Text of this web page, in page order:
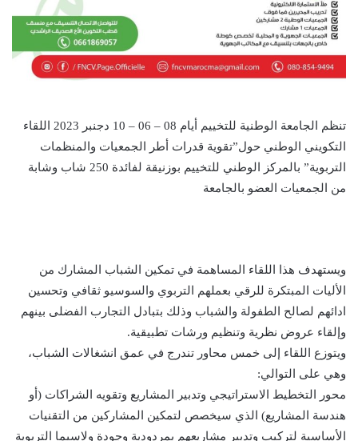
تنظم الجامعة الوطنية للتخييم أيام 08 – 06 – 10 دجنبر 2023 اللقاء
التكويني الوطني حول”تقوية قدرات أطر الجمعيات والمنظمات
التربوية” بالمركز الوطني للتخييم بوزنيقة لفائدة 250 شاب وشابة
من الجمعيات العضو بالجامعة
ويستهدف هذا اللقاء المساهمة في تمكين الشباب المشارك من
الأليات المبتكرة للرقي بعملهم التربوي والسوسيو ثقافي وتحسين
ادائهم لصالح الطفولة والشباب وذلك بتبادل التجارب الفضلى بينهم
وإلقاء عروض نظرية وتنظيم ورشات تطبيقية.
ويتوزع اللقاء إلى خمس محاور تندرج في عمق انشغالات الشباب،
وهي على التوالي:
محور التخطيط الاستراتيجي وتدبير المشاريع وتقويه الشراكات (أو
هندسة المشاريع) الذي سيخصص لتمكين المشاركين من التقنيات
الأساسية لتركيب وتدبير مشاريعهم بمردودية وجودة ولاسيما التربوية